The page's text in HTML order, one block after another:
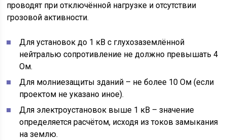
проводят при отключённой нагрузке и отсутствии
грозовой активности.
Для установок до 1 кВ с глухозаземлённой
нейтралью сопротивление не должно превышать 4
Ом.
Для молниезащиты зданий – не более 10 Ом (если
проектом не указано иное).
Для электроустановок выше 1 кВ – значение
определяется расчётом, исходя из токов замыкания
на землю.